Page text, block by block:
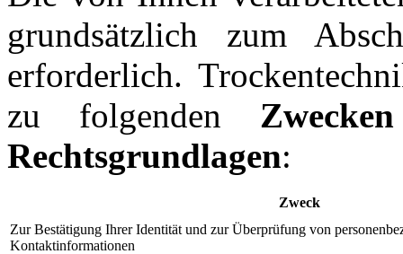
grundsätzlich zum
erforderlich.
zu folgenden Zwecken
Rechtsgrundlagen:
Zweck
Zur Bestätigung Ihrer Identität und zur Überprüfung von
Kontaktinformationen